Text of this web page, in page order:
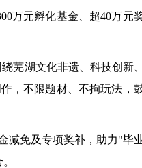
万元孵化基金、超40万元
芜湖文化非遗、科技创新
，不限题材、不拘玩法，
减免及专项奖补，助力"毕